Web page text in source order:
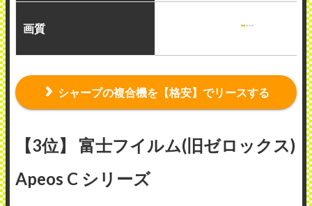
画質
シャープの複合機を【格安】でリースする
【3位】 富士フイルム(旧ゼロックス)
Apeos C シリーズ